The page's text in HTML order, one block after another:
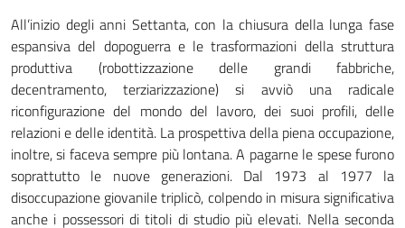
All’inizio degli anni Settanta, con la chiusura della lunga fase
espansiva del dopoguerra e le trasformazioni della struttura
produttiva (robottizzazione delle grandi fabbriche,
decentramento, terziarizzazione) si avviò una radicale
riconfigurazione del mondo del lavoro, dei suoi profili, delle
relazioni e delle identità. La prospettiva della piena occupazione,
inoltre, si faceva sempre più lontana. A pagarne le spese furono
soprattutto le nuove generazioni. Dal 1973 al 1977 la
disoccupazione giovanile triplicò, colpendo in misura significativa
anche i possessori di titoli di studio più elevati. Nella seconda